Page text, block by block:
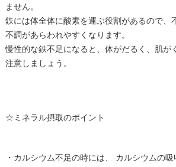
ません。
鉄には体全体に酸素を運ぶ役割があるので、
不調があらわれやすくなります。
慢性的な鉄不足になると、体がだるく、肌が
注意しましょう。
☆ミネラル摂取のポイント
・カルシウム不足の時には、 カルシウムの